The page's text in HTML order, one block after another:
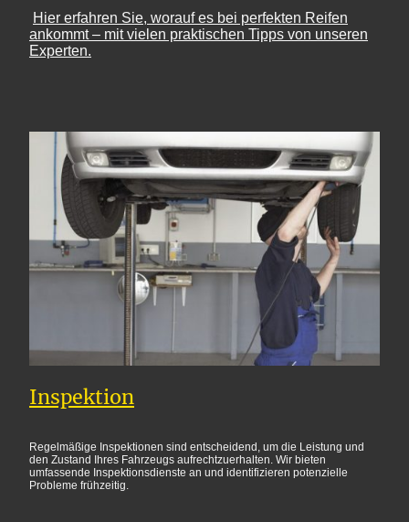
Hier erfahren Sie, worauf es bei perfekten Reifen
ankommt – mit vielen praktischen Tipps von unseren
Experten.
Inspektion
Regelmäßige Inspektionen sind entscheidend, um die Leistung und
den Zustand Ihres Fahrzeugs aufrechtzuerhalten. Wir bieten
umfassende Inspektionsdienste an und identifizieren potenzielle
Probleme frühzeitig.